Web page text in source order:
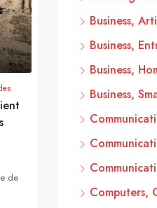
de
Business,
Business,
Business,
Business,
Computers,